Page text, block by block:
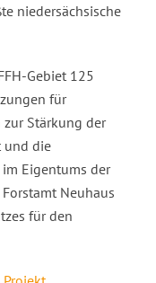
niedersächsische
Gebiet 125
für
Stärkung der
und die
Eigentums der
Neuhaus
für den